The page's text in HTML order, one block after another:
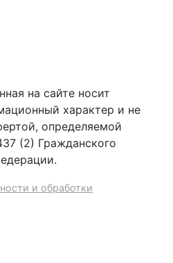
на сайте носит
характер и не
определяемой
(2) Гражданского
и обработки